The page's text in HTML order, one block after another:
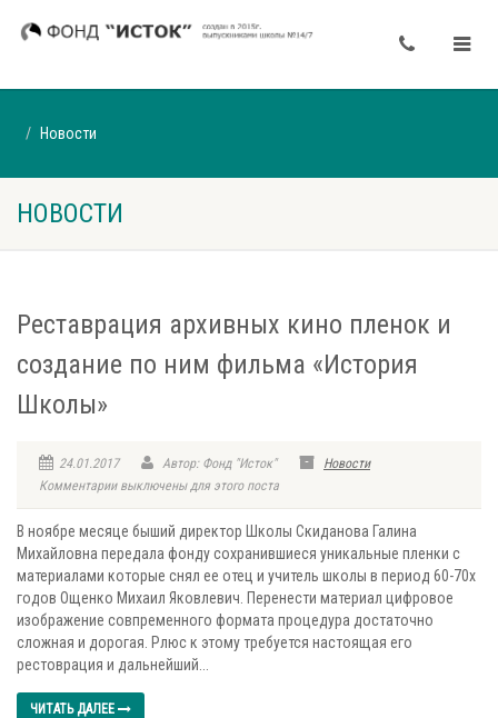
Новости
НОВОСТИ
Реставрация архивных кино пленок и
создание по ним фильма «История
Школы»
24.01.2017 Автор: Фонд "Исток"
Новости
Комментарии выключены для этого поста
В ноябре месяце быший директор Школы Скиданова Галина
Михайловна передала фонду сохранившиеся уникальные пленки с
материалами которые снял ее отец и учитель школы в период 60-70х
годов Ощенко Михаил Яковлевич. Перенести материал цифровое
изображение совпременного формата процедура достаточно
сложная и дорогая. Рлюс к этому требуется настоящая его
рестоврация и дальнейший...
ЧИТАТЬ ДАЛЕЕ